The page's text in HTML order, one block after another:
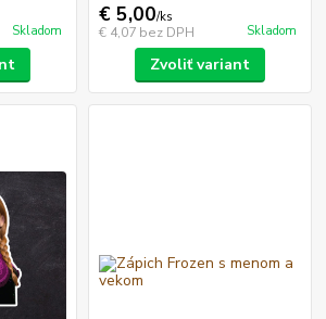
Skladom
€ 5,00/ks
€ 4,07 bez DPH Skladom
Zvoliť variant